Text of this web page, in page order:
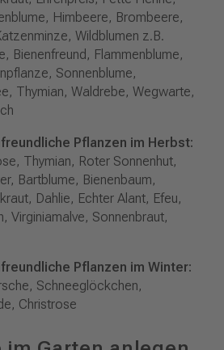
Himbeere, Brombeere,
Wildblumen z.B.
Bienenfreund, Flammenblume,
Sonnenblume,
Thymian, Waldrebe, Wegwarte,
Pflanzen im Herbst:
Thymian, Roter Sonnenhut,
Bartblume, Bienenbaum,
Dahlie, Echter Alant, Efeu,
Virginiamalve, Sonnenbraut,
Pflanzen im Winter:
Schneeglöckchen,
Christrose